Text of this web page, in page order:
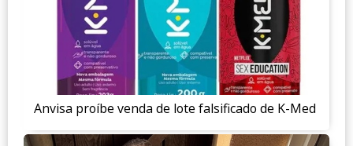
Anvisa proíbe venda de lote falsificado de K-Med